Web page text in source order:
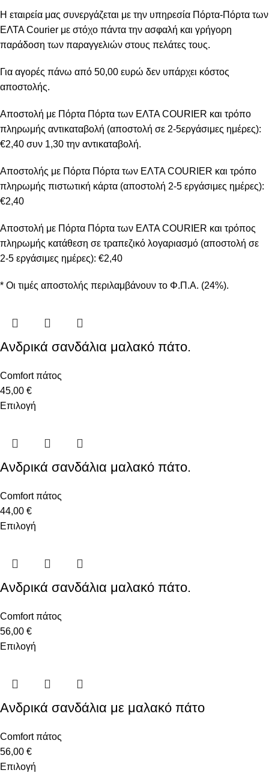
Η εταιρεία μας συνεργάζεται με την υπηρεσία Πόρτα-Πόρτα των
ΕΛΤΑ Courier με στόχο πάντα την ασφαλή και γρήγορη
παράδοση των παραγγελιών στους πελάτες τους.
Για αγορές πάνω από 50,00 ευρώ δεν υπάρχει κόστος
αποστολής.
Αποστολή με Πόρτα Πόρτα των ΕΛΤΑ COURIER και τρόπο
πληρωμής αντικαταβολή (αποστολή σε 2-5εργάσιμες ημέρες):
€2,40 συν 1,30 την αντικαταβολή.
Αποστολής με Πόρτα Πόρτα των ΕΛTA COURIER και τρόπο
πληρωμής πιστωτική κάρτα (αποστολή 2-5 εργάσιμες ημέρες):
€2,40
Αποστολή με Πόρτα Πόρτα των ΕΛΤΑ COURIER και τρόπος
πληρωμής κατάθεση σε τραπεζικό λογαριασμό (αποστολή σε
2-5 εργάσιμες ημέρες): €2,40
* Οι τιμές αποστολής περιλαμβάνουν το Φ.Π.Α. (24%).
Ανδρικά σανδάλια μαλακό πάτο.
Comfort πάτος
45,00 €
Επιλογή
Ανδρικά σανδάλια μαλακό πάτο.
Comfort πάτος
44,00 €
Επιλογή
Ανδρικά σανδάλια μαλακό πάτο.
Comfort πάτος
56,00 €
Επιλογή
Ανδρικά σανδάλια με μαλακό πάτο
Comfort πάτος
56,00 €
Επιλογή